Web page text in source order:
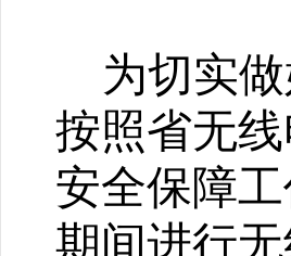
为切实
按照省无
安全保障
期间进行